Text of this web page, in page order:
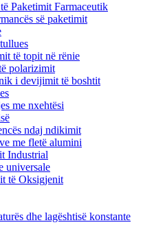
Paketimit Farmaceutik
së paketimit
të topit në rënie
polarizimit
i devijimit të boshtit
me nxehtësi
ndaj ndikimit
me fletë alumini
Industrial
universale
të Oksigjenit
dhe lagështisë konstante